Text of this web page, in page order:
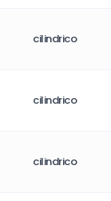
cilindrico
cilindrico
cilindrico